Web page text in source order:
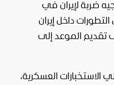
ضربة لإيران في
إيران
تقديم الموعد إلى
العسكرية،